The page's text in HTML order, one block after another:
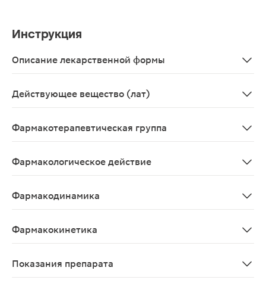
Инструкция
Описание лекарственной формы
Действующее вещество (лат)
Фармакотерапевтическая группа
Фармакологическое действие
Фармакодинамика
Фармакокинетика
Показания препарата